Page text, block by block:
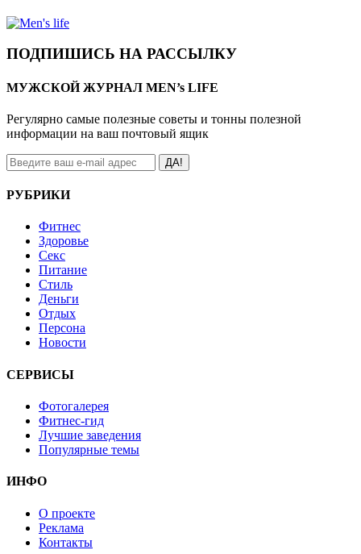
ПОДПИШИСЬ НА РАССЫЛКУ
МУЖСКОЙ ЖУРНАЛ MEN’s LIFE
Регулярно самые полезные советы и тонны полезной
информации на ваш почтовый ящик
ДА!
РУБРИКИ
Фитнес
Здоровье
Секс
Питание
Стиль
Деньги
Отдых
Персона
Новости
СЕРВИСЫ
Фотогалерея
Фитнес-гид
Лучшие заведения
Популярные темы
ИНФО
О проекте
Реклама
Контакты